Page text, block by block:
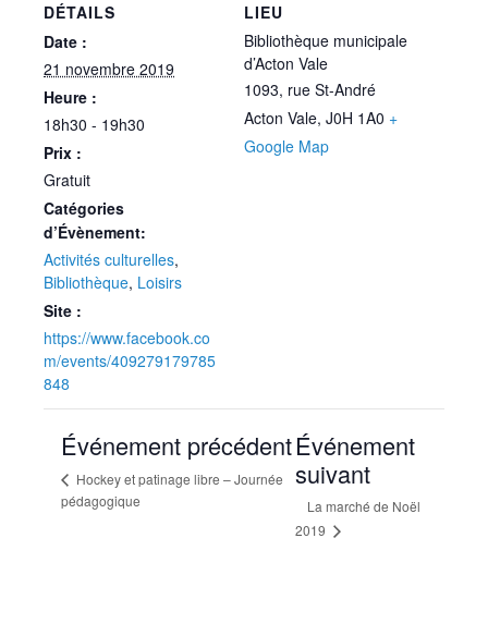
DÉTAILS
Date :
21 novembre 2019
Heure :
18h30 - 19h30
Prix :
Gratuit
Catégories
d’Évènement:
Activités culturelles,
Bibliothèque, Loisirs
Site :
https://www.facebook.co
m/events/409279179785
848
LIEU
Bibliothèque municipale
d’Acton Vale
1093, rue St-André
Acton Vale, J0H 1A0 +
Google Map
Événement précédent
Hockey et patinage libre – Journée
pédagogique
Événement
suivant
La marché de Noël
2019